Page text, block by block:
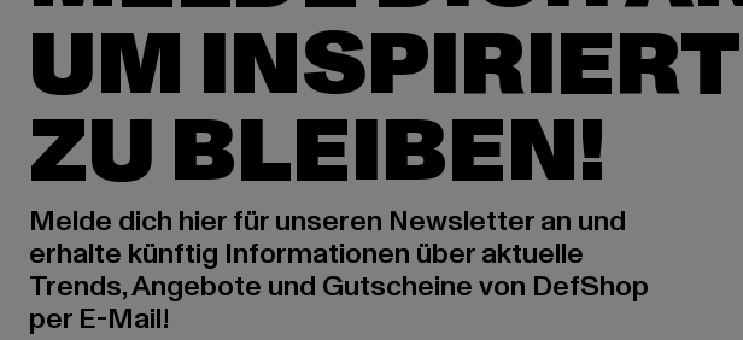
UM INSPIRIERT
ZU BLEIBEN!
Melde dich hier für unseren Newsletter an und
erhalte künftig Informationen über aktuelle
Trends, Angebote und Gutscheine von DefShop
per E-Mail!